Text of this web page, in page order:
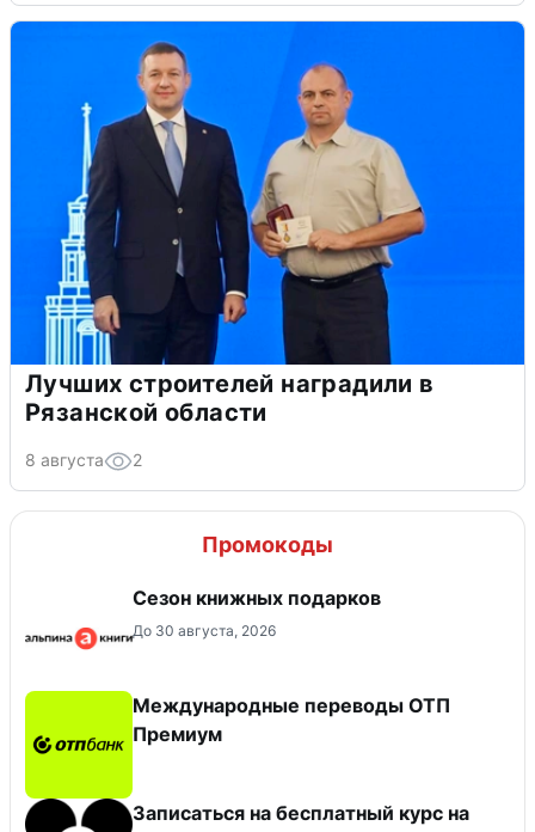
Лучших строителей наградили в
Рязанской области
8 августа 2
Промокоды
Сезон книжных подарков
До 30 августа, 2026
Международные переводы ОТП
Премиум
Записаться на бесплатный курс на